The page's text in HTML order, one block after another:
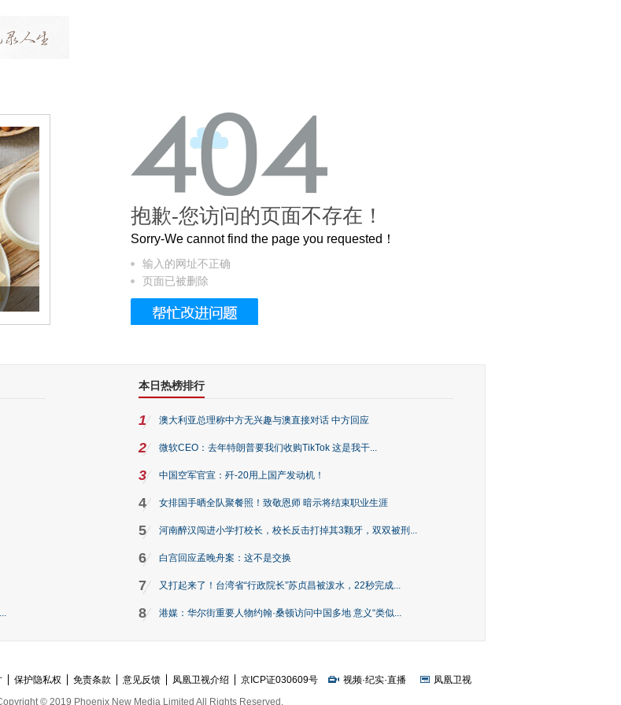
被列入佛家七宝的它到底有多美？
抱歉-您访问的页面不存在！
Sorry-We cannot find the page you requested！
输入的网址不正确
页面已被删除
本日热榜排行
1 澳大利亚总理称中方无兴趣与澳直接对话 中方回应
2 微软CEO：去年特朗普要我们收购TikTok 这是我干...
3 中国空军官宣：歼-20用上国产发动机！
4 女排国手晒全队聚餐照！致敬恩师 暗示将结束职业生涯
5 河南醉汉闯进小学打校长，校长反击打掉其3颗牙，双双被刑...
6 白宫回应孟晚舟案：这不是交换
7 又打起来了！台湾省“行政院长”苏贞昌被泼水，22秒完成...
8 港媒：华尔街重要人物约翰·桑顿访问中国多地 意义“类似...
保护隐私权 免责条款 意见反馈 凤凰卫视介绍 京ICP证030609号 视频·纪实·直播
凤凰卫视
© 2019 Phoenix New Media Limited All Rights Reserved.